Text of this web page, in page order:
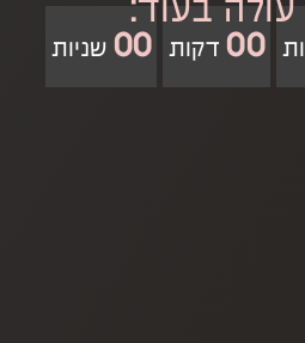
בעוד:
00 דקות 00 שניות